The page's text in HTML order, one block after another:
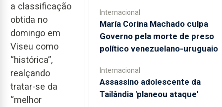
a classificação
obtida no
domingo em
Viseu como
“histórica”,
realçando
tratar-se da
“melhor
Internacional
María Corina Machado culpa
Governo pela morte de preso
político venezuelano-uruguaio
Internacional
Assassino adolescente da
Tailândia 'planeou ataque'